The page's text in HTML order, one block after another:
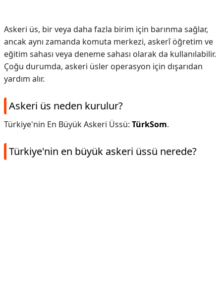
Askeri üs, bir veya daha fazla birim için barınma sağlar,
ancak aynı zamanda komuta merkezi, askerî öğretim ve
eğitim sahası veya deneme sahası olarak da kullanılabilir.
Çoğu durumda, askeri üsler operasyon için dışarıdan
yardım alır.
Askeri üs neden kurulur?
Türkiye'nin En Büyük Askeri Üssü: TürkSom.
Türkiye'nin en büyük askeri üssü nerede?